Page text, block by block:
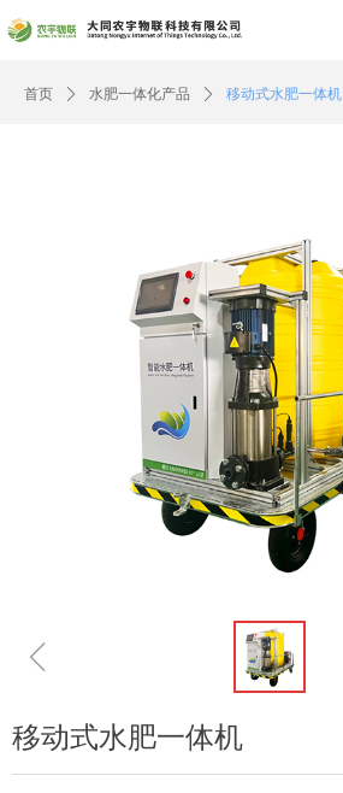
首页 ꄲ 水肥一体化产品 ꄲ 移动式水肥一体机
ꁆ
移动式水肥一体机